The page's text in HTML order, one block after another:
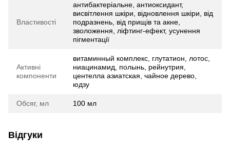
Властивості
антибактеріальне, антиоксидант,
висвітлення шкіри, відновлення шкіри, від
подразнень, від прищів та акне,
зволоження, ліфтинг-ефект, усунення
пігментації
Активні
компоненти
витаминный комплекс, глутатион, лотос,
ниацинамид, полынь, рейнутрия,
центелла азиатская, чайное дерево,
юдзу
Обсяг, мл 100 мл
Відгуки